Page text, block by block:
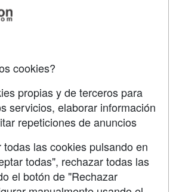
cookies?
propias y de terceros para
servicios, elaborar información
repeticiones de anuncios
las cookies pulsando en
todas", rechazar todas las
el botón de "Rechazar